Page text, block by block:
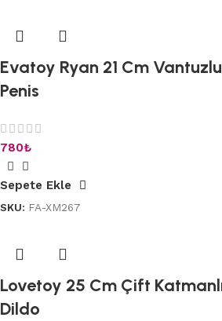
Evatoy Ryan 21 Cm
Penis
780₺
Sepete Ekle
SKU: FA-XM267
Lovetoy 25 Cm Çift
Dildo